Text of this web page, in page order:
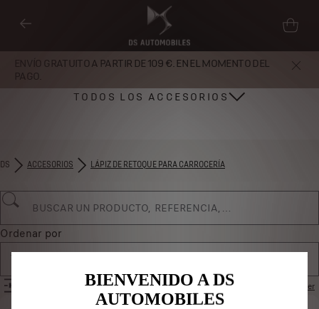
ENVÍO GRATUITO A PARTIR DE 109 €. EN EL MOMENTO DEL
PAGO.
TODOS LOS ACCESORIOS
DS ACCESORIOS LÁPIZ DE RETOQUE PARA CARROCERÍA
Ordenar por
Todos los productos
Restablecer
BIENVENIDO A DS
AUTOMOBILES
Utilizamos cookies y/u otras herramientas de seguimiento (las
básicas como la seguridad, la gestión de la red y la accesibilidad.Las
Herramientas mejoran la usabilidad y el rendimiento mediante diversas
funciones, como el reconocimiento del idioma o los resultados de
también puede utilizar Herramientas de terceros para mostrar publicidad
terceros ubicados en países fuera del Espacio Económico Europeo (EEE)